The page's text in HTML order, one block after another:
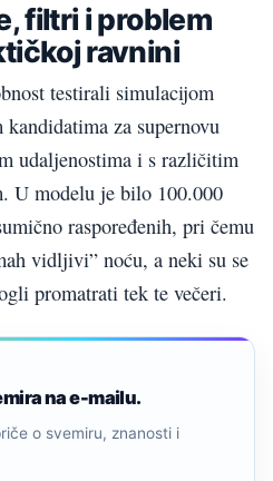
filtri i problem
ravnini
testirali simulacijom
za supernovu
udaljenostima i s različitim
U modelu je bilo 100.000
raspoređenih, pri čemu
vidljivi” noću, a neki su se
promatrati tek te večeri.
na e-mailu.
o svemiru, znanosti i